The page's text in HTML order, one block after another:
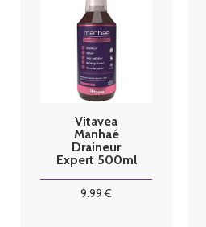
Vitavea
Manhaé
Draineur
Expert 500ml
9.99 €